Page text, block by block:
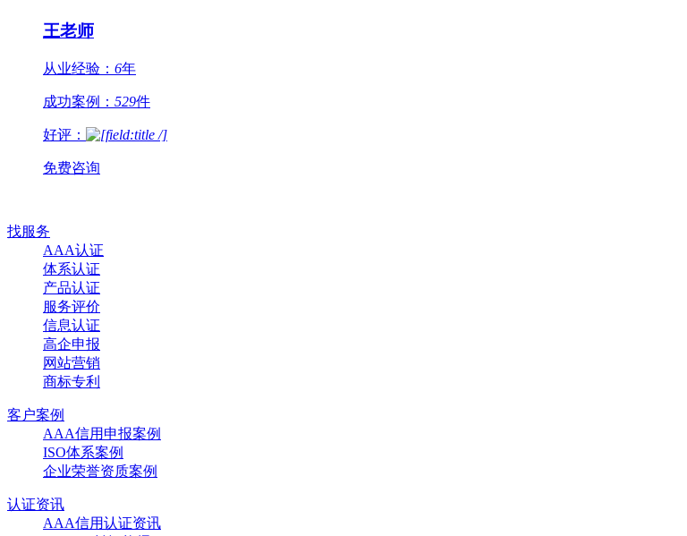
王老师
从业经验： 6年
成功案例： 529件
好评：
免费咨询
找服务
AAA认证
体系认证
产品认证
服务评价
信息认证
高企申报
网站营销
商标专利
客户案例
AAA信用申报案例
ISO体系案例
企业荣誉资质案例
认证资讯
AAA信用认证资讯